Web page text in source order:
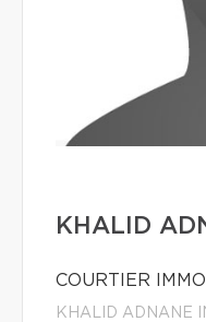
KHALID
COURTIER
KHALID ADNANE